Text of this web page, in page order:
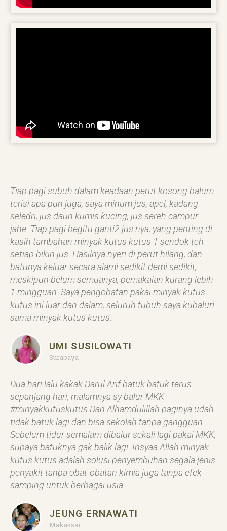
Tiap pagi subuh dalam keadaan perut kosong balum
terisi apa pun juga, saya minum jus, apel, kadang
seledri, jus daun kumis kucing, jus sereh campur
jahe. Tiap pagi begitu ganti2 jus nya, yang penting di
kasih tambahan minyak kutus kutus 1 sendok teh
setiap bikin jus. Hasilnya nyeri di perut hilang, dan
batunya keluar secara alami sedikit demi sedikit,
meskipun belum semuanya, pemakaian kurang lebih
1 mingguan. Saya pengobatan pakai minyak kutus
kutus ini luar dan dalam, seluruh tubuh saya kubaluri
sama minyak kutus kutus.
UMI SUSILOWATI
Surabaya
Dua hari lalu kakak Darul Arif batuk batuk terus
sepanjang hari, malamnya sy balur MKK
#minyakkutuskutus Dan Alhamdulillah paginya udah
tidak batuk lagi dan bisa sekolah tanpa gangguan.
Sebelum tidur semalam dibalur sekali lagi pakai MKK,
supaya batuknya gak balik lagi. Insyaa Allah minyak
kutus kutus adalah solusi penyembuhan segala jenis
penyakit tanpa obat-obatan kimia juga tanpa efek
samping untuk berbagai usia.
JEUNG ERNAWATI
Makassar